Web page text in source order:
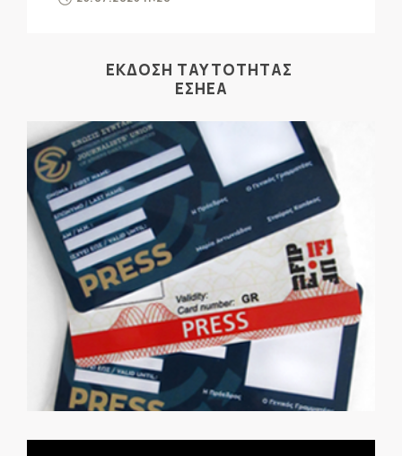
ΕΚΔΟΣΗ ΤΑΥΤΟΤΗΤΑΣ
ΕΣΗΕΑ